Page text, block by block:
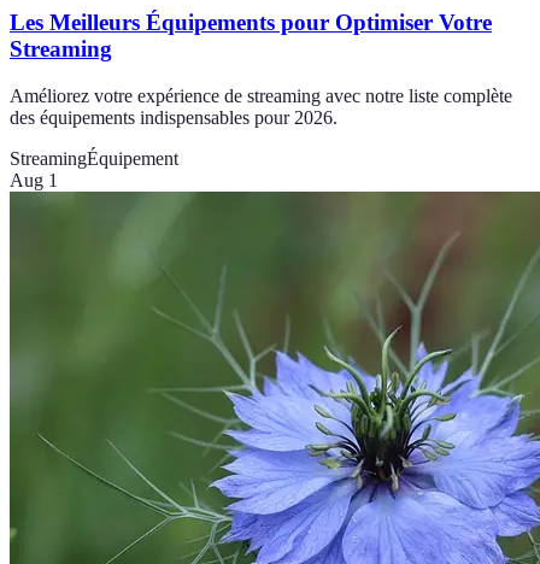
Les Meilleurs Équipements pour Optimiser Votre
Streaming
Améliorez votre expérience de streaming avec notre liste complète
des équipements indispensables pour 2026.
StreamingÉquipement
Aug 1